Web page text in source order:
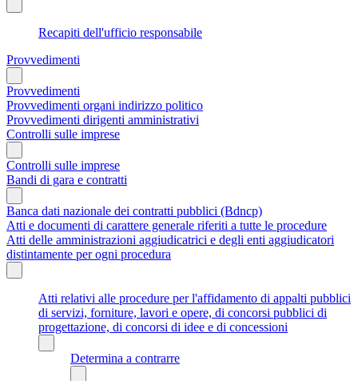
Recapiti dell'ufficio responsabile
Provvedimenti
Provvedimenti
Provvedimenti organi indirizzo politico
Provvedimenti dirigenti amministrativi
Controlli sulle imprese
Controlli sulle imprese
Bandi di gara e contratti
Banca dati nazionale dei contratti pubblici (Bdncp)
Atti e documenti di carattere generale riferiti a tutte le procedure
Atti delle amministrazioni aggiudicatrici e degli enti aggiudicatori
distintamente per ogni procedura
Atti relativi alle procedure per l'affidamento di appalti pubblici
di servizi, forniture, lavori e opere, di concorsi pubblici di
progettazione, di concorsi di idee e di concessioni
Determina a contrarre